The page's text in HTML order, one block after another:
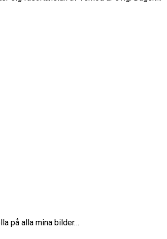
på alla mina bilder…